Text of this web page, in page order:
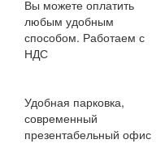
Вы можете оплатить
любым удобным
способом. Работаем с
НДС
Удобная парковка,
современный
презентабельный офис